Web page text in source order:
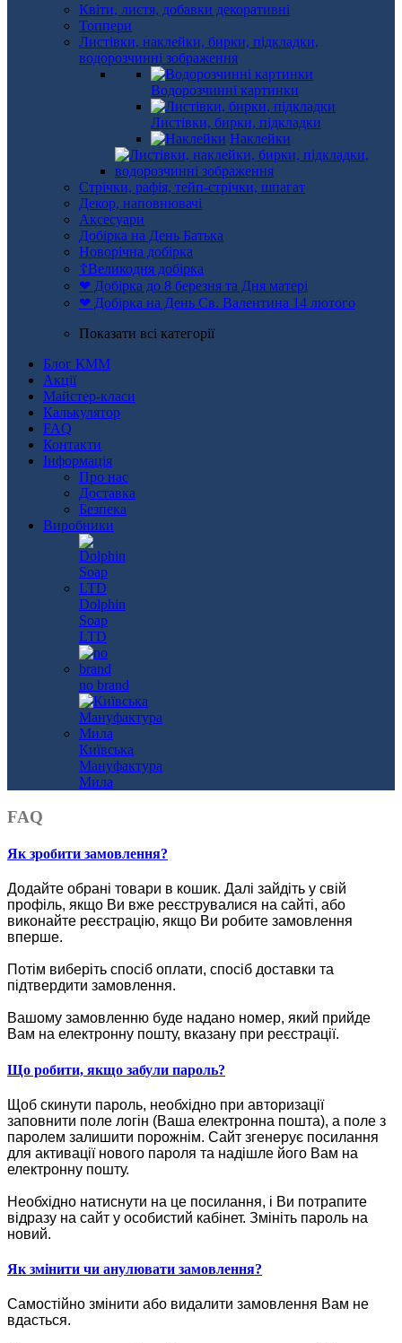
Квіти, листя, добавки декоративні
Топпери
Листівки, наклейки, бирки, підкладки,
водорозчинні зображення
Водорозчинні картинки
Листівки, бирки, підкладки
Наклейки
Стрічки, рафія, тейп-стрічки, шпагат
Декор, наповнювачі
Аксесуари
Добірка на День Батька
Новорічна добірка
☦Великодня добірка
❤ Добірка до 8 березня та Дня матері
❤ Добірка на День Св. Валентина 14 лютого
Показати всі категорії
Блог КММ
Акції
Майстер-класи
Калькулятор
FAQ
Контакти
Інформація
Про нас
Доставка
Безпека
Виробники
Dolphin
Soap
LTD
no brand
Київська
Мануфактура
Мила
FAQ
Як зробити замовлення?
Додайте обрані товари в кошик. Далі зайдіть у свій
профіль, якщо Ви вже реєструвалися на сайті, або
виконайте реєстрацію, якщо Ви робите замовлення
вперше.
Потім виберіть спосіб оплати, спосіб доставки та
підтвердити замовлення.
Вашому замовленню буде надано номер, який прийде
Вам на електронну пошту, вказану при реєстрації.
Що робити, якщо забули пароль?
Щоб скинути пароль, необхідно при авторизації
заповнити поле логін (Ваша електронна пошта), а поле з
паролем залишити порожнім. Сайт згенерує посилання
для активації нового пароля та надішле його Вам на
електронну пошту.
Необхідно натиснути на це посилання, і Ви потрапите
відразу на сайт у особистий кабінет. Змініть пароль на
новий.
Як змінити чи анулювати замовлення?
Самостійно змінити або видалити замовлення Вам не
вдасться.